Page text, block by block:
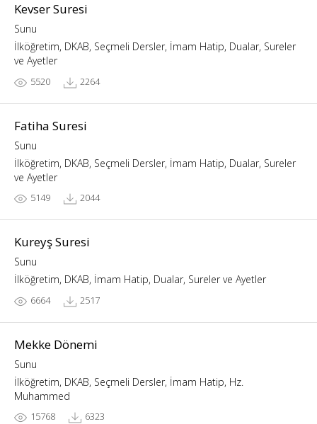
Kevser Suresi
Sunu
İlköğretim, DKAB, Seçmeli Dersler, İmam Hatip, Dualar, Sureler
ve Ayetler
5520 2264
Fatiha Suresi
Sunu
İlköğretim, DKAB, Seçmeli Dersler, İmam Hatip, Dualar, Sureler
ve Ayetler
5149 2044
Kureyş Suresi
Sunu
İlköğretim, DKAB, İmam Hatip, Dualar, Sureler ve Ayetler
6664 2517
Mekke Dönemi
Sunu
İlköğretim, DKAB, Seçmeli Dersler, İmam Hatip, Hz.
Muhammed
15768 6323